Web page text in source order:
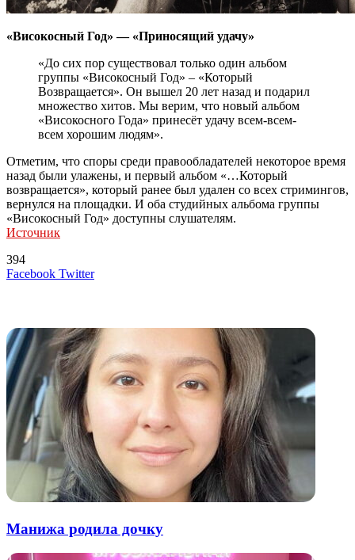
«Високосный Год» — «Приносящий удачу»
«До сих пор существовал только один альбом
группы «Високосный Год» – «Который
Возвращается». Он вышел 20 лет назад и подарил
множество хитов. Мы верим, что новый альбом
«Високосного Года» принесёт удачу всем-всем-
всем хорошим людям».
Отметим, что споры среди правообладателей некоторое время
назад были улажены, и первый альбом «…Который
возвращается», который ранее был удален со всех стримингов,
вернулся на площадки. И оба студийных альбома группы
«Високосный Год» доступны слушателям.
Источник
394
Facebook TwitterLinkedIn
Tumblr
Reddit
Вконтакте
Одноклассники
Skype
Messenger
Messenger
WhatsApp
Telegram
Viber
Line
Поделиться
Печатать
Манижа родила дочку